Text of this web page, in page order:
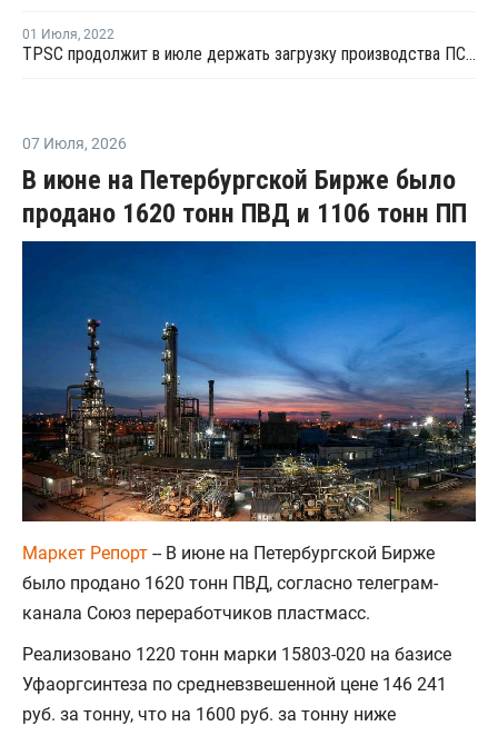
01 Июля, 2022
TPSC продолжит в июле держать загрузку производства ПС на уровне 80%
07 Июля, 2026
В июне на Петербургской Бирже было
продано 1620 тонн ПВД и 1106 тонн ПП
Маркет Репорт -- В июне на Петербургской Бирже
было продано 1620 тонн ПВД, согласно телеграм-
канала Союз переработчиков пластмасс.
Реализовано 1220 тонн марки 15803-020 на базисе
Уфаоргсинтеза по средневзвешенной цене 146 241
руб. за тонну, что на 1600 руб. за тонну ниже